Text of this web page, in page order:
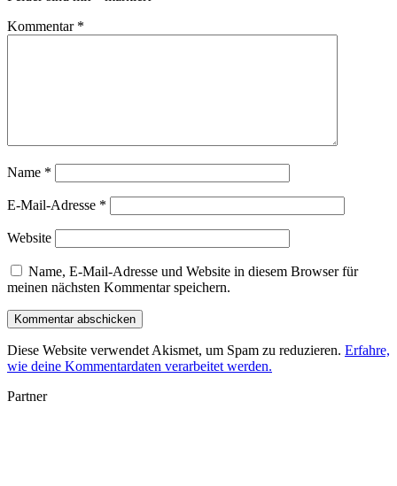
Kommentar *
Name *
E-Mail-Adresse *
Website
Name, E-Mail-Adresse und Website in diesem Browser für
meinen nächsten Kommentar speichern.
Diese Website verwendet Akismet, um Spam zu reduzieren. Erfahre,
wie deine Kommentardaten verarbeitet werden.
Partner